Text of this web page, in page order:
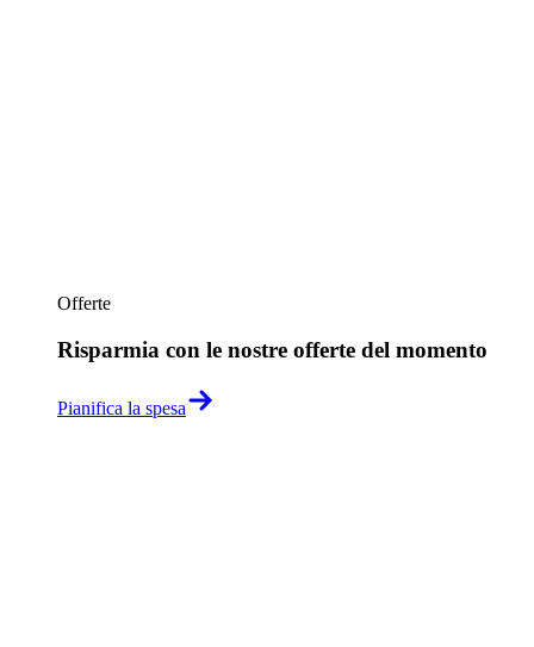
Offerte
Risparmia con le nostre offerte del momento
Pianifica la spesa